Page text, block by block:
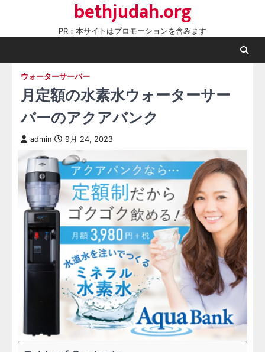
content
bethjudah.org
PR：本サイトはプロモーションを含みます
ウォーターサーバー
月定額の水素水ウォーターサー
バーのアクアバンク
admin 9月 24, 2023